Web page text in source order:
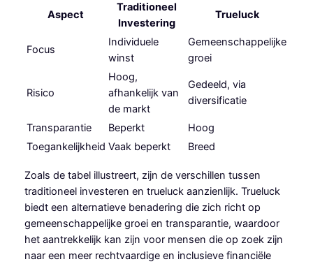
Aspect
Traditioneel
Investering
Trueluck
Focus
Individuele
winst
Gemeenschappelijke
groei
Risico
Hoog,
afhankelijk van
de markt
Gedeeld, via
diversificatie
Transparantie Beperkt
Hoog
Toegankelijkheid Vaak beperkt Breed
Zoals de tabel illustreert, zijn de verschillen tussen
traditioneel investeren en trueluck aanzienlijk. Trueluck
biedt een alternatieve benadering die zich richt op
gemeenschappelijke groei en transparantie, waardoor
het aantrekkelijk kan zijn voor mensen die op zoek zijn
naar een meer rechtvaardige en inclusieve financiële